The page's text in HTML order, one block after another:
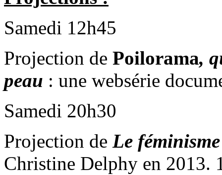
Samedi 12h45
Projection de Poilorama,
peau : une websérie
Samedi 20h30
Projection de Le
Christine Delphy en 2013.